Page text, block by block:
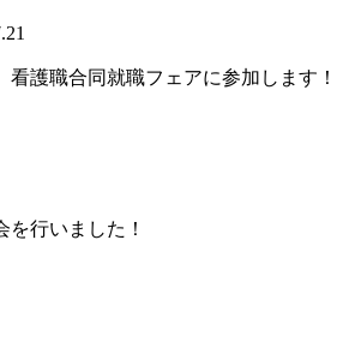
看護職合同就職フェアに参加します！
を行いました！